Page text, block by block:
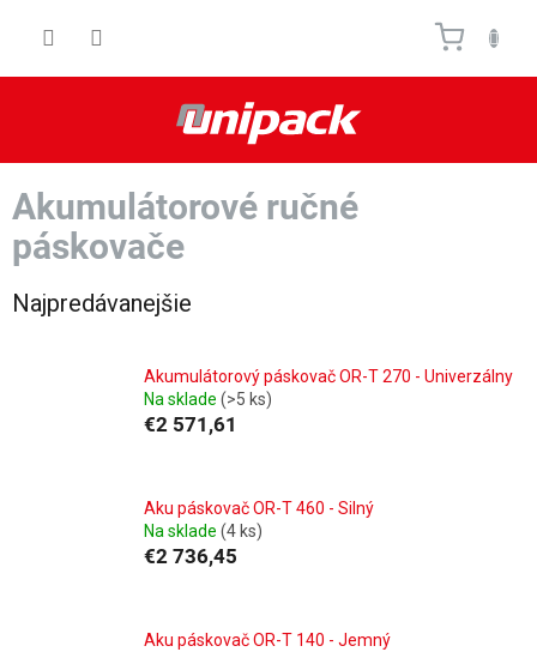
Akumulátorové ručné
páskovače
Najpredávanejšie
Akumulátorový páskovač OR-T 270 - Univerzálny
Na sklade (>5 ks)
€2 571,61
Aku páskovač OR-T 460 - Silný
Na sklade (4 ks)
€2 736,45
Aku páskovač OR-T 140 - Jemný